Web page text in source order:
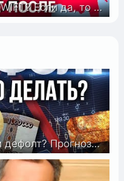
Отключат ли Россию от SWIFT? Если да, то какие будут последствия? Мнение экспертов
Опять 1998 год? Будет ли дефолт? Прогнозы экспертов | Рост цен и инфляция | Украина и Россия